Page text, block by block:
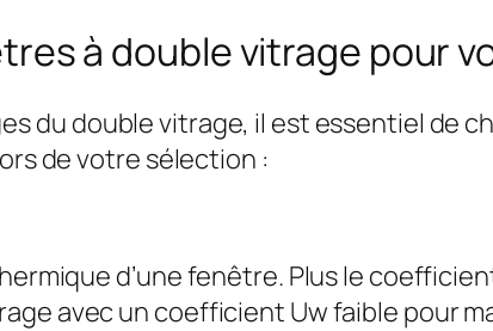
à double vitrage pour
du double vitrage, il est essentiel de
de votre sélection :
d’une fenêtre. Plus le
avec un coefficient Uw faible pour